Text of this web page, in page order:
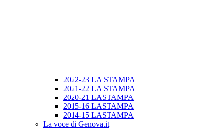
2022-23 LA STAMPA
2021-22 LA STAMPA
2020-21 LASTAMPA
2015-16 LASTAMPA
2014-15 LASTAMPA
La voce di Genova.it